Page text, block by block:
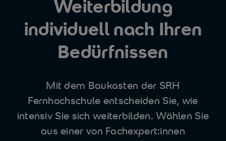
Weiterbildung
individuell nach Ihren
Bedürfnissen
Mit dem Baukasten der SRH
Fernhochschule entscheiden Sie, wie
intensiv Sie sich weiterbilden. Wählen Sie
aus einer von Fachexpert:innen